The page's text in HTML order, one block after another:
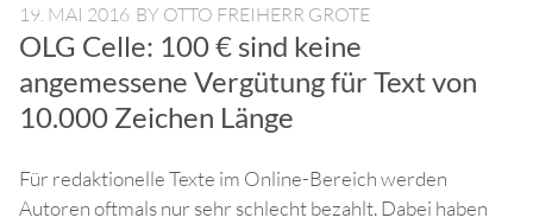
19. MAI 2016 BY OTTO FREIHERR GROTE
OLG Celle: 100 € sind keine
angemessene Vergütung für Text von
10.000 Zeichen Länge
Für redaktionelle Texte im Online-Bereich werden
Autoren oftmals nur sehr schlecht bezahlt. Dabei haben